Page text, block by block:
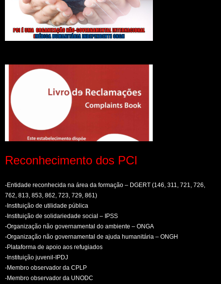
Reconhecimento dos PCI
-Entidade reconhecida na área da formação – DGERT (146, 311, 721, 726,
762, 813, 853, 862, 723, 729, 861)
-Instituição de utilidade pública
-Instituição de solidariedade social – IPSS
-Organização não governamental do ambiente – ONGA
-Organização não governamental de ajuda humanitária – ONGH
-Plataforma de apoio aos refugiados
-Instituição juvenil-IPDJ
-Membro observador da CPLP
-Membro observador da UNODC